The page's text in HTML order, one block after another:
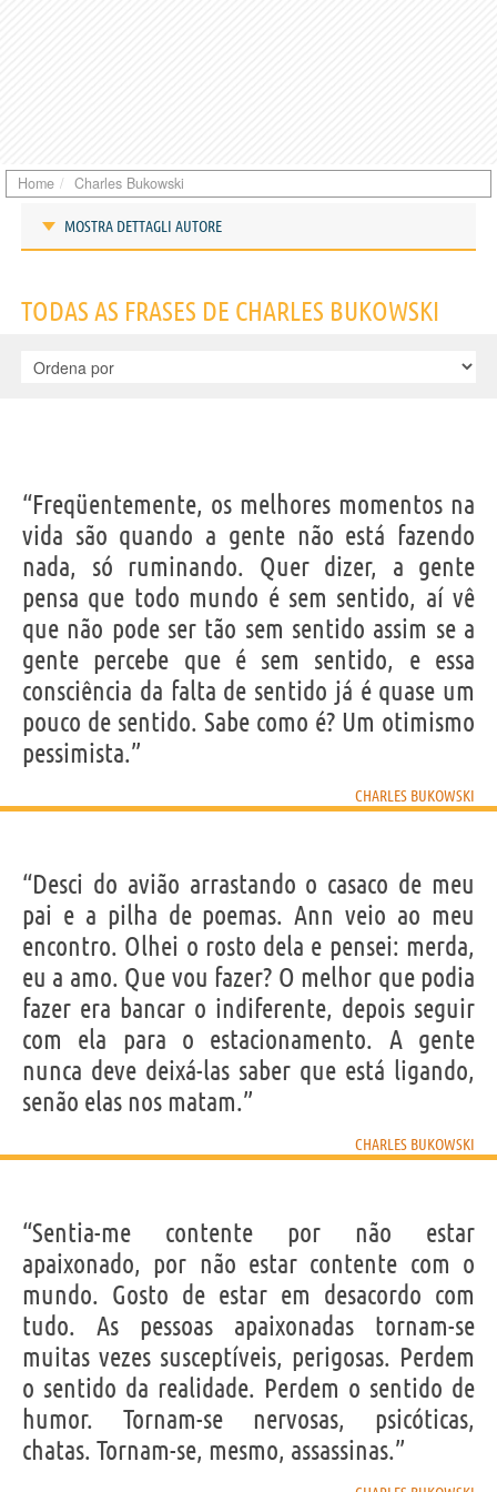
Home Charles Bukowski
MOSTRA DETTAGLI AUTORE
IDENTIKIT E DADOS PESSOAIS
Nome
Charles
Sobrenome Bukowski
Nascido 16 Agosto 1920 em Andernach
Falecido 9 Março 1994 em San Pedro
masculino
Nacionalidade Americana
Profissão poeta,escritor
Signo do zodíaco Leão
LIVROS DE CHARLES BUKOWSKI
Frases, citações e aforismos de Charles Bukowski
182EM PORTUGUÊS
“Viver é um problema.”
CHARLES BUKOWSKI
Compartilhe Tweet
Personagens relacionados porPROFISSÃO CONTEÚDOS
TODAS AS FRASES DE CHARLES BUKOWSKI
“Freqüentemente, os melhores momentos na
vida são quando a gente não está fazendo
nada, só ruminando. Quer dizer, a gente
pensa que todo mundo é sem sentido, aí vê
que não pode ser tão sem sentido assim se a
gente percebe que é sem sentido, e essa
consciência da falta de sentido já é quase um
pouco de sentido. Sabe como é? Um otimismo
pessimista.”
CHARLES BUKOWSKI
“Desci do avião arrastando o casaco de meu
pai e a pilha de poemas. Ann veio ao meu
encontro. Olhei o rosto dela e pensei: merda,
eu a amo. Que vou fazer? O melhor que podia
fazer era bancar o indiferente, depois seguir
com ela para o estacionamento. A gente
nunca deve deixá-las saber que está ligando,
senão elas nos matam.”
CHARLES BUKOWSKI
“Sentia-me contente por não estar
apaixonado, por não estar contente com o
mundo. Gosto de estar em desacordo com
tudo. As pessoas apaixonadas tornam-se
muitas vezes susceptíveis, perigosas. Perdem
o sentido da realidade. Perdem o sentido de
humor. Tornam-se nervosas, psicóticas,
chatas. Tornam-se, mesmo, assassinas.”